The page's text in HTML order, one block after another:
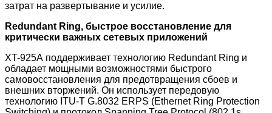
затрат на развертывание и усилие.
Redundant Ring, быстрое восстановление для
критически важных сетевых приложений
XT-925A поддерживает технологию Redundant Ring и
обладает мощными возможностями быстрого
самовосстановления для предотвращения сбоев и
внешних вторжений. Он использует передовую
технологию ITU-T G.8032 ERPS (Ethernet Ring Protection